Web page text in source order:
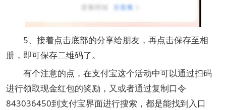
5、接着点击底部的分享给朋友，再点击保存至相
册，即可保存二维码了。
有个注意的点，在支付宝这个活动中可以通过扫码
进行领取现金红包的奖励，又或者通过复制口令
843036450到支付宝界面进行搜索，都是能找到入口